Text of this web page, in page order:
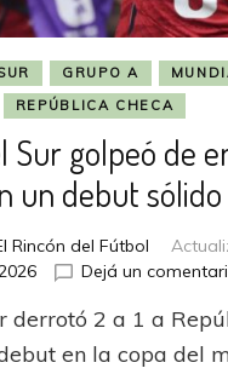
GRUPO A
REPÚBLICA CHECA
Sur golpeó de
un debut sólido
Rincón del Fútbol
Dejá un
derrotó 2 a 1 a
en la copa del